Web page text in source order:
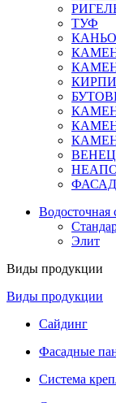
ТУФ
Водосточная
Элит
Виды продукции
Виды продукции
Сайдинг
Фасадные
Система